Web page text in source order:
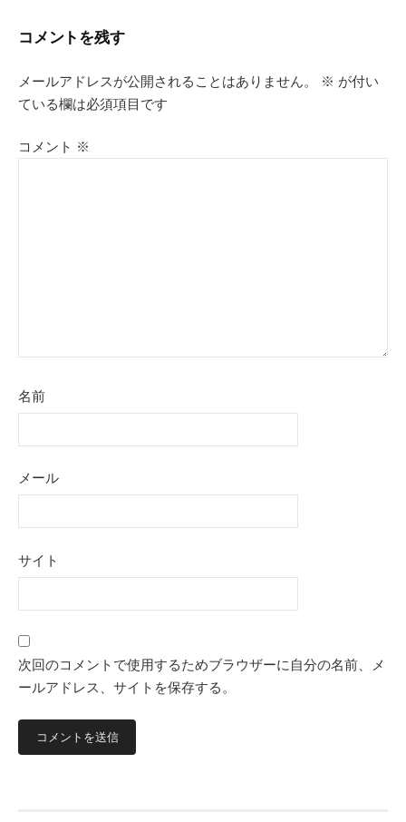
ゲ
ー
コメントを残す
メールアドレスが公開されることはありません。 ※ が付い
ている欄は必須項目です
コメント ※
名前
メール
サイト
次回のコメントで使用するためブラウザーに自分の名前、メ
ールアドレス、サイトを保存する。